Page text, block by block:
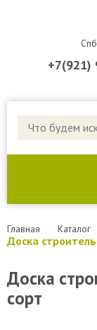
+7(921)
КАТАЛОГ
Главная Каталог
Доска
Доска
сорт